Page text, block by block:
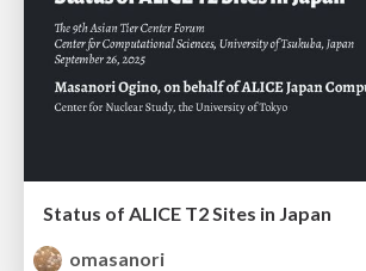
Status of ALICE T2 Sites in Japan
omasanori